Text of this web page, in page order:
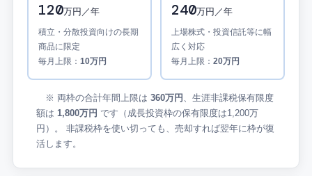
120万円／年
積立・分散投資向けの長期
商品に限定
毎月上限： 10万円
240万円／年
上場株式・投資信託等に幅
広く対応
毎月上限： 20万円
※ 両枠の合計年間上限は 360万円 、生涯非課税保有限度
額は 1,800万円 です（成長投資枠の保有限度は1,200万
円）。 非課税枠を使い切っても、売却すれば翌年に枠が復
活します。